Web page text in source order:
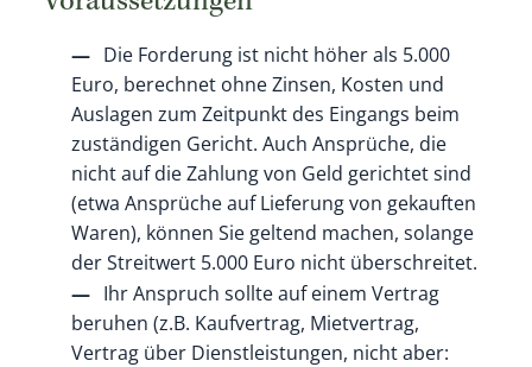
Die Forderung ist nicht höher als 5.000
Euro, berechnet ohne Zinsen, Kosten und
Auslagen zum Zeitpunkt des Eingangs beim
zuständigen Gericht. Auch Ansprüche, die
nicht auf die Zahlung von Geld gerichtet sind
(etwa Ansprüche auf Lieferung von gekauften
Waren), können Sie geltend machen, solange
der Streitwert 5.000 Euro nicht überschreitet.
Ihr Anspruch sollte auf einem Vertrag
beruhen (z.B. Kaufvertrag, Mietvertrag,
Vertrag über Dienstleistungen, nicht aber: